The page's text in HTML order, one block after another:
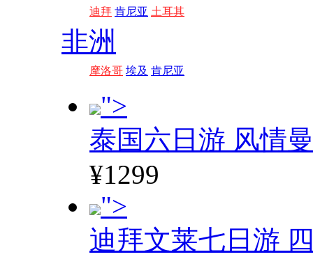
迪拜 肯尼亚 土耳其
非洲
摩洛哥 埃及 肯尼亚
">
泰国六日游 风情
¥1299
">
迪拜文莱七日游